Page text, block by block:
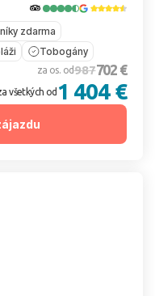
zdarma
Tobogány
za os. od987702 €
všetkých od 1 404 €